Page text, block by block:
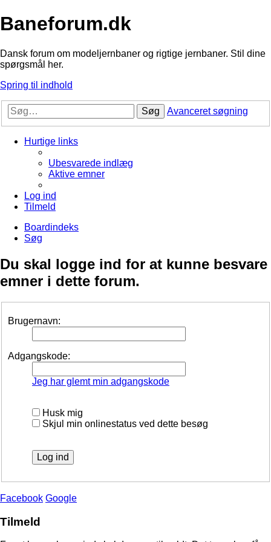
Baneforum.dk
Dansk forum om modeljernbaner og rigtige jernbaner. Stil dine
spørgsmål her.
Spring til indhold
Søg Avanceret søgning
Hurtige links
Ubesvarede indlæg
Aktive emner
Log ind
Tilmeld
Boardindeks
Søg
Du skal logge ind for at kunne besvare
emner i dette forum.
Brugernavn:
Adgangskode:
Jeg har glemt min adgangskode
Husk mig
Skjul min onlinestatus ved dette besøg
Facebook Google
Tilmeld